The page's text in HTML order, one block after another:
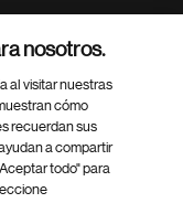
nosotros.
al visitar nuestras
cómo
recuerdan sus
a compartir
todo" para